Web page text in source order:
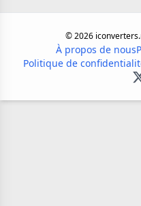
©2026
À propos de nous
Politique de